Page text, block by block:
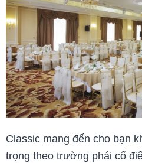
Classic mang đến cho bạn
trọng theo trường phái cổ